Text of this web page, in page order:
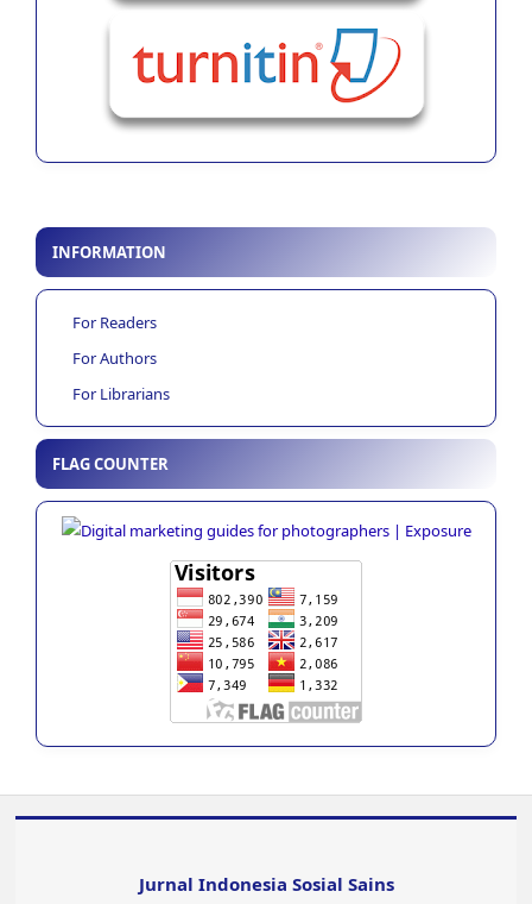
INFORMATION
For Readers
For Authors
For Librarians
FLAG COUNTER
Jurnal Indonesia Sosial Sains